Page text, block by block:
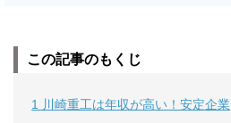
この記事のもくじ
1
川崎重工は年収が高い！安定企業